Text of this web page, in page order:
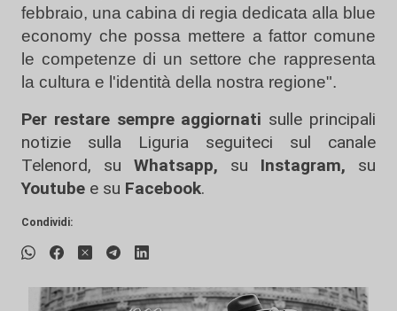
febbraio, una cabina di regia dedicata alla blue
economy che possa mettere a fattor comune
le competenze di un settore che rappresenta
la cultura e l'identità della nostra regione".
Per restare sempre aggiornati sulle principali
notizie sulla Liguria seguiteci sul canale
Telenord, su
Whatsapp, su Instagram, su
Youtube e su Facebook.
Condividi: